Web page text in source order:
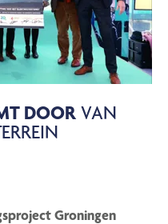
DOOR VAN
Groningen